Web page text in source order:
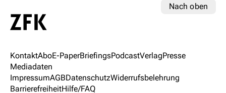
Nach oben
KontaktAboE-PaperBriefingsPodcastVerlagPresse
Mediadaten
ImpressumAGBDatenschutzWiderrufsbelehrung
BarrierefreiheitHilfe/FAQ